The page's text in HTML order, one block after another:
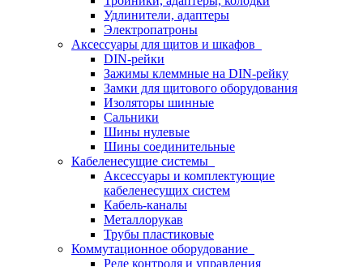
Удлинители, адаптеры
Электропатроны
Аксессуары для щитов и шкафов
DIN-рейки
Зажимы клеммные на DIN-рейку
Замки для щитового оборудования
Изоляторы шинные
Сальники
Шины нулевые
Шины соединительные
Кабеленесущие системы
Аксессуары и комплектующие
кабеленесущих систем
Кабель-каналы
Металлорукав
Трубы пластиковые
Коммутационное оборудование
Реле контроля и управления